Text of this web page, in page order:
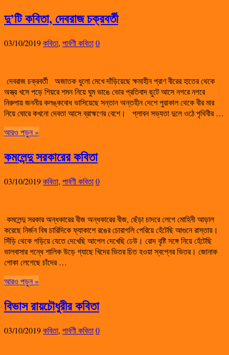
দু’টি কবিতা, দেবরাজ চক্রবর্তী
03/10/2019কবিতা, পার্বণী কবিতা0
দেবরাজ চক্রবর্তী অজাতক ধুলো মেখে দাঁড়িয়েছে ক্ষমাহীন প্রাণ বীরের হাতের থেকে
অস্ত্র খসে পড়ে শিয়রে শমন নিয়ে ঘুম ভাঙে ভোর প্রতিবাদ ছুটে আসে নগরে নগরে
নিরুপায় জননীর কলঙ্কবোধ ভাসিয়েছে সন্তান অন্তহীন দেশে পুরাকাল থেকে বীর মার
নিয়ে ঘোরে কখনো দেবতা আসে ব্রাহ্মণের বেশে। প্লাবন সভ্যতা দুলে ওঠে পৃথিবীর …
আরও পড়ুন »
কমলেন্দু সরকারের কবিতা
03/10/2019কবিতা, পার্বণী কবিতা0
কমলেন্দু সরকার অন্ধকারের বীজ অন্ধকারের বীজ, ছেঁড়া চাদরে লেগে মোহিনী আড়াল
করেছে নির্জন বিষ চারিদিকে ফ্যাকাশে রঙের চোরাগলি পেরিয়ে হেঁটেছি আগুনে রাস্তায়।
সিঁড়ি থেকে গড়িয়ে যেতে দেখেছি আপেল দেখেছি ঢেউ। রোদ বৃষ্টি সঙ্গে নিয়ে হেঁটেছি
ভালবাসার গন্ধে শালিক উড়ে গ্যাছে খিদের ভিতর চিত হওয়া স্বপ্নের ভিতর। জোনাক
পোকা লেগেছে চাঁদের …
আরও পড়ুন »
বিভাস রায়চৌধুরীর কবিতা
03/10/2019কবিতা, পার্বণী কবিতা0